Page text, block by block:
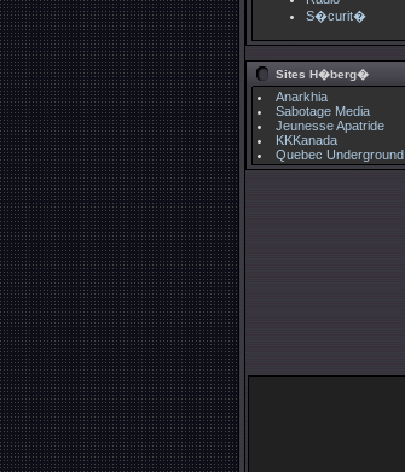
S�curit�
Sites H�berg�
Anarkhia
Sabotage Media
Jeunesse Apatride
KKKanada
Quebec Underground